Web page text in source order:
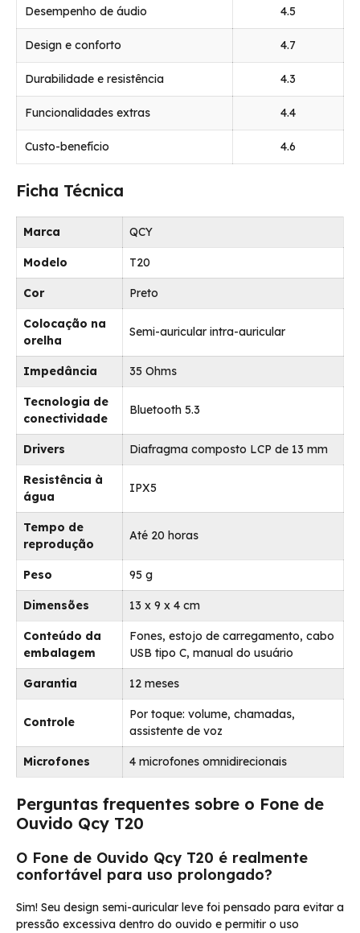
Desempenho de áudio 4.5
Design e conforto 4.7
Durabilidade e resistência 4.3
Funcionalidades extras 4.4
Custo-benefício 4.6
Ficha Técnica
Marca QCY
Modelo T20
Cor Preto
Colocação na
orelha
Semi-auricular intra-auricular
Impedância 35 Ohms
Tecnologia de
conectividade
Bluetooth 5.3
Drivers Diafragma composto LCP de 13 mm
Resistência à
água
IPX5
Tempo de
reprodução
Até 20 horas
Peso 95 g
Dimensões 13 x 9 x 4 cm
Conteúdo da
embalagem
Fones, estojo de carregamento, cabo
USB tipo C, manual do usuário
Garantia 12 meses
Controle
Por toque: volume, chamadas,
assistente de voz
Microfones 4 microfones omnidirecionais
Perguntas frequentes sobre o Fone de
Ouvido Qcy T20
O Fone de Ouvido Qcy T20 é realmente
confortável para uso prolongado?
Sim! Seu design semi-auricular leve foi pensado para evitar a
pressão excessiva dentro do ouvido e permitir o uso